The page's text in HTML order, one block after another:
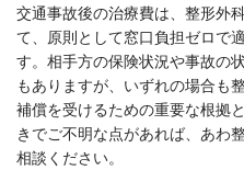
交通事故後の治療費は、整形外
て、原則として窓口負担ゼロで
す。相手方の保険状況や事故の
もありますが、いずれの場合も
補償を受けるための重要な根拠
きでご不明な点があれば、あわ
相談ください。